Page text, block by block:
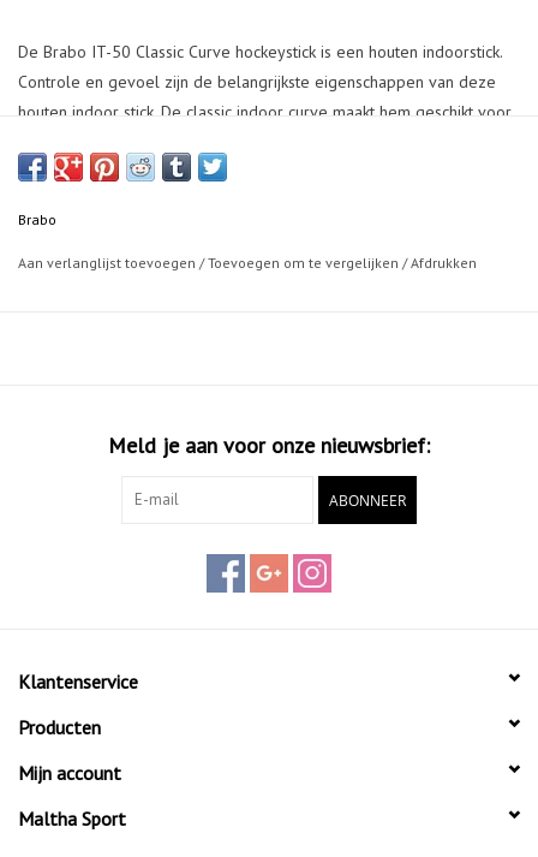
De Brabo IT-50 Classic Curve hockeystick is een houten indoorstick.
Controle en gevoel zijn de belangrijkste eigenschappen van deze
houten indoor stick. De classic indoor curve maakt hem geschikt voor
Brabo
Aan verlanglijst toevoegen /Toevoegen om te vergelijken /Afdrukken
Meld je aan voor onze nieuwsbrief:
ABONNEER
Klantenservice
Producten
Mijn account
Maltha Sport